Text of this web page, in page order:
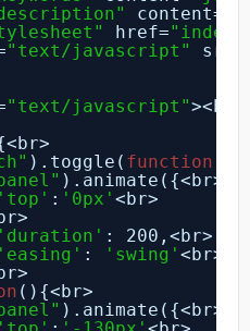
content=
href=
"text/javascript" src=
"text/javascript"><br>
).toggle( function
).animate({<br>
'top' : '0px' <br>
'duration' : 200,<br>
'easing' : 'swing' <br>
(){<br>
).animate({<br>